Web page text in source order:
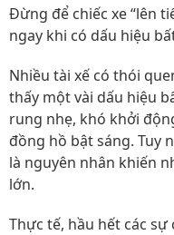
Đừng để chiếc xe “lên
ngay khi có dấu hiệu
Nhiều tài xế có thói
thấy một vài dấu hiệu
rung nhẹ, khó khởi
đồng hồ bật sáng. Tuy
là nguyên nhân khiến
lớn.
Thực tế, hầu hết các